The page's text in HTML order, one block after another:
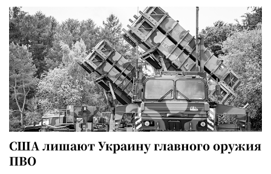
США лишают Украину главного оружия
ПВО